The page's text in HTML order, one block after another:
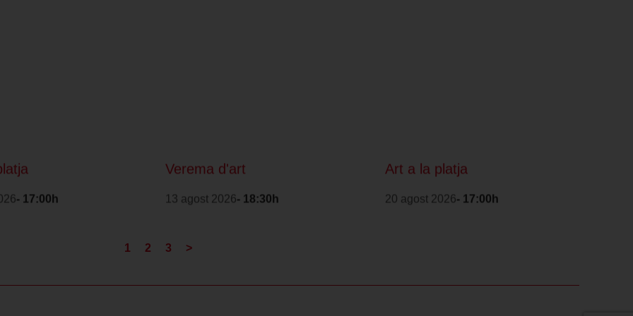
- 17:00h
Verema d'art
13 agost 2026- 18:30h
Art a la platja
20 agost 2026- 17:00h
1 2 3 >